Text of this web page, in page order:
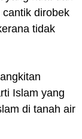
dirobek
tidak
Islam yang
di tanah air